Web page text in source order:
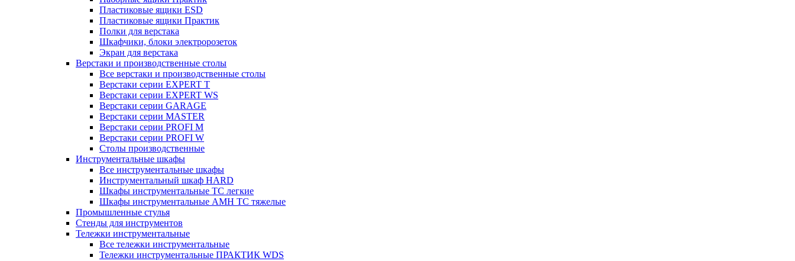
Пластиковые ящики ESD
Пластиковые ящики Практик
Полки для верстака
Шкафчики, блоки электророзеток
Экран для верстака
Верстаки и производственные столы
Все верстаки и производственные столы
Верстаки серии EXPERT T
Верстаки серии EXPERT WS
Верстаки серии GARAGE
Верстаки серии MASTER
Верстаки серии PROFI M
Верстаки серии PROFI W
Столы производственные
Инструментальные шкафы
Все инструментальные шкафы
Инструментальный шкаф HARD
Шкафы инструментальные ТС легкие
Шкафы инструментальные AMH TC тяжелые
Промышленные стулья
Стенды для инструментов
Тележки инструментальные
Все тележки инструментальные
Тележки инструментальные ПРАКТИК WDS